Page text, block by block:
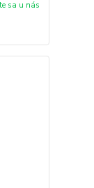
sa u nás